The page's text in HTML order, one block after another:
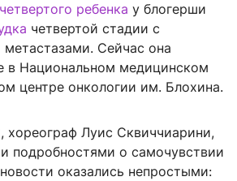
ребенка у блогерши
четвертой стадии с
Сейчас она
в Национальном медицинском
центре онкологии им. Блохина.
хореограф Луис Сквиччиарини,
подробностями о самочувствии
оказались непростыми: